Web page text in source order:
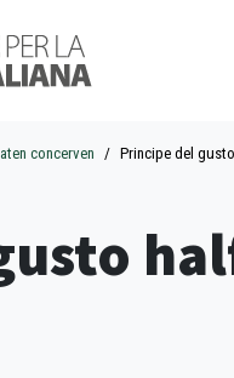
concerven Principe del